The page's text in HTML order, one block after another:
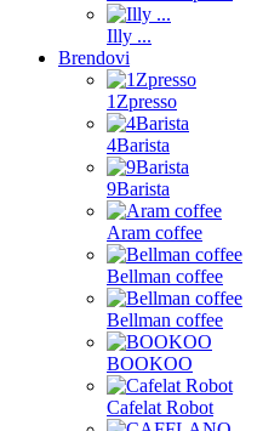
Illy ...
Brendovi
1Zpresso
4Barista
9Barista
Aram coffee
Bellman coffee
Bellman coffee
BOOKOO
Cafelat Robot